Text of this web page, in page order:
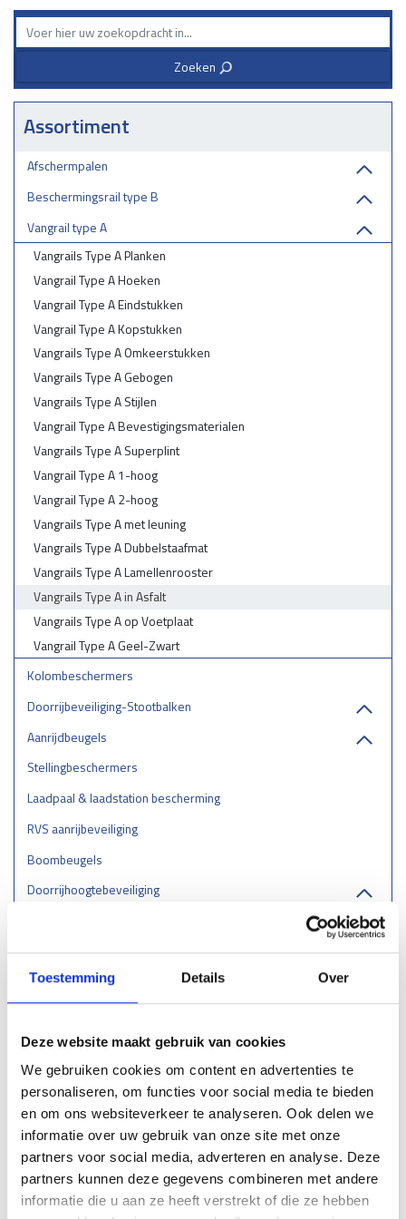
Toestemming Details Over
Deze website maakt gebruik van cookies
We gebruiken cookies om content en advertenties te
personaliseren, om functies voor social media te bieden
en om ons websiteverkeer te analyseren. Ook delen we
informatie over uw gebruik van onze site met onze
partners voor social media, adverteren en analyse. Deze
partners kunnen deze gegevens combineren met andere
informatie die u aan ze heeft verstrekt of die ze hebben
Zoeken 3
Assortiment
Afschermpalen
Beschermingsrail type B
Vangrail type A
Vangrails Type A Planken
Vangrail Type A Hoeken
Vangrail Type A Eindstukken
Vangrail Type A Kopstukken
Vangrails Type A Omkeerstukken
Vangrails Type A Gebogen
Vangrails Type A Stijlen
Vangrail Type A Bevestigingsmaterialen
Vangrails Type A Superplint
Vangrail Type A 1-hoog
Vangrail Type A 2-hoog
Vangrails Type A met leuning
Vangrails Type A Dubbelstaafmat
Vangrails Type A Lamellenrooster
Vangrails Type A in Asfalt
Vangrails Type A op Voetplaat
Vangrail Type A Geel-Zwart
Kolombeschermers
Doorrijbeveiliging-Stootbalken
Aanrijdbeugels
Stellingbeschermers
Laadpaal & laadstation bescherming
RVS aanrijbeveiliging
Boombeugels
Doorrijhoogtebeveiliging
Verkeersremmendmaatregelen - drempels/ruggen/parkeerstops
Gladheidsbestrijding
Belijning
Stootrand & Stootlijst
Leuningen
Hekwerk
Kunststof barriers
duurzame bevestiging vereist is, zoals:
✅ Snelwegen en provinciale wegen
✅ Parkeerterreinen en industriële zones
✅ Bruggen, tunnels en viaducten
✅ Opritten en afritten
BESTEL VANGRAILS TYPE A GEMONTEERD IN ASFALT BIJ
Wij leveren we hoogwaardige vangrails type A met een stevige
verankering in asfalt. Neem contact met ons op voor deskundig advies